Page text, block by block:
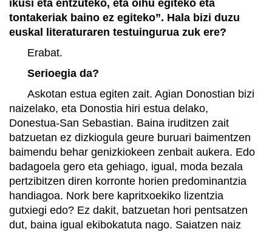
ikusi eta entzuteko, eta oihu egiteko eta
tontakeriak baino ez egiteko”. Hala bizi duzu
euskal literaturaren testuingurua zuk ere?
Erabat.
Serioegia da?
Askotan estua egiten zait. Agian Donostian bizi
naizelako, eta Donostia hiri estua delako,
Donestua-San Sebastian. Baina iruditzen zait
batzuetan ez dizkiogula geure buruari baimentzen
baimendu behar genizkiokeen zenbait aukera. Edo
badagoela gero eta gehiago, igual, moda bezala
pertzibitzen diren korronte horien predominantzia
handiagoa. Nork bere kapritxoekiko lizentzia
gutxiegi edo? Ez dakit, batzuetan hori pentsatzen
dut, baina igual ekibokatuta nago. Saiatzen naiz